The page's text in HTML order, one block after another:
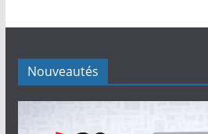
Nouveautés